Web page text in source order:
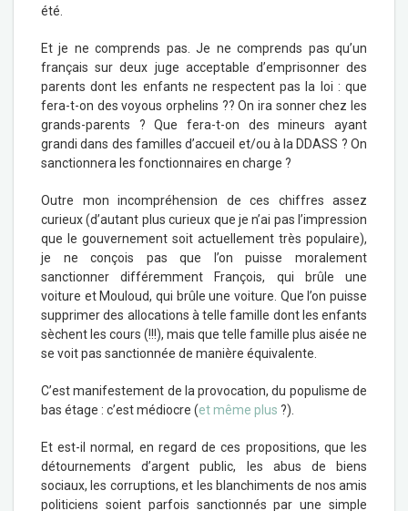
été.
Et je ne comprends pas. Je ne comprends pas qu’un
français sur deux juge acceptable d’emprisonner des
parents dont les enfants ne respectent pas la loi : que
fera-t-on des voyous orphelins ?? On ira sonner chez les
grands-parents ? Que fera-t-on des mineurs ayant
grandi dans des familles d’accueil et/ou à la DDASS ? On
sanctionnera les fonctionnaires en charge ?
Outre mon incompréhension de ces chiffres assez
curieux (d’autant plus curieux que je n’ai pas l’impression
que le gouvernement soit actuellement très populaire),
je ne conçois pas que l’on puisse moralement
sanctionner différemment François, qui brûle une
voiture et Mouloud, qui brûle une voiture. Que l’on puisse
supprimer des allocations à telle famille dont les enfants
sèchent les cours (!!!), mais que telle famille plus aisée ne
se voit pas sanctionnée de manière équivalente.
C’est manifestement de la provocation, du populisme de
bas étage : c’est médiocre (et même plus ?).
Et est-il normal, en regard de ces propositions, que les
détournements d’argent public, les abus de biens
sociaux, les corruptions, et les blanchiments de nos amis
politiciens soient parfois sanctionnés par une simple